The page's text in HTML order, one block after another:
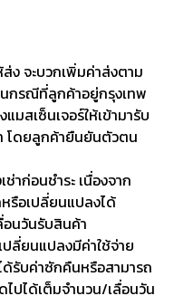
ง จะบวกเพิ่มค่าส่งตาม
นกรณีที่ลูกค้าอยู่กรุงเทพ
มสเซ็นเจอร์ให้เข้ามารับ
โดยลูกค้ายืนยันตัวตน
าก่อนชำระ เนื่องจาก
รือเปลี่ยนแปลงได้
นวันรับสินค้า
ลี่ยนแปลงมีค่าใช้จ่าย
รับค่าซักคืนหรือสามารถ
ไปได้เต็มจำนวน/เลื่อนวัน